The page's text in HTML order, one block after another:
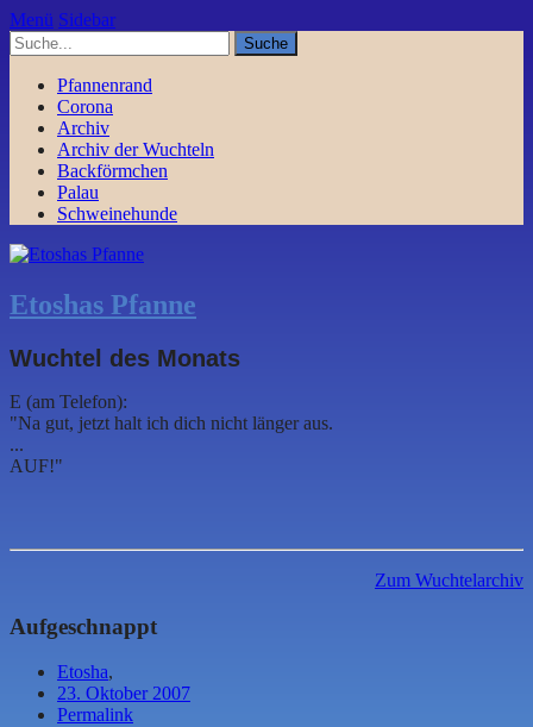
Menü Sidebar
Pfannenrand
Corona
Archiv
Archiv der Wuchteln
Backförmchen
Palau
Schweinehunde
Etoshas Pfanne
Wuchtel des Monats
E (am Telefon):
"Na gut, jetzt halt ich dich nicht länger aus.
...
AUF!"
Zum Wuchtelarchiv
Aufgeschnappt
Etosha,
23. Oktober 2007
Permalink